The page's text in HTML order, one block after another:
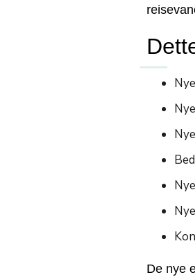
De nye